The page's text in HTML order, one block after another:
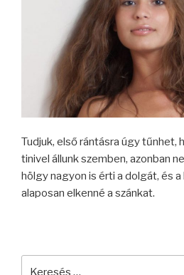
Tudjuk, első rántásra úgy tűnhet,
tinivel állunk szemben, azonban
hölgy nagyon is érti a dolgát, és
alaposan elkenné a szánkat.